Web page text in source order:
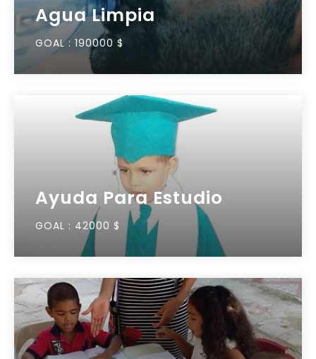
Agua Limpia
GOAL : 190000 $
Ayuda Para Estudio
GOAL : 42000 $